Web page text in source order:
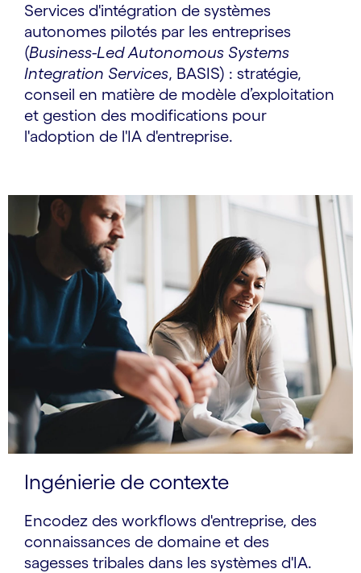
Services d'intégration de systèmes
autonomes pilotés par les entreprises
(Business-Led Autonomous Systems
Integration Services, BASIS) : stratégie,
conseil en matière de modèle d’exploitation
et gestion des modifications pour
l'adoption de l'IA d'entreprise.
Ingénierie de contexte
Encodez des workflows d'entreprise, des
connaissances de domaine et des
sagesses tribales dans les systèmes d'IA.